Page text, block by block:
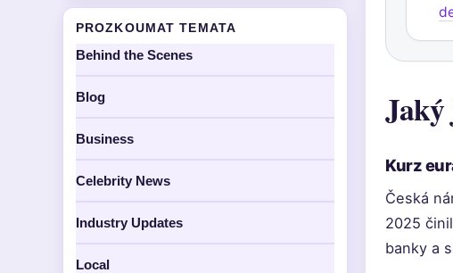
Jaký
Kurz
Česká
2025
banky a
PROZKOUMAT TEMATA
Behind the Scenes
Blog
Business
Celebrity News
Industry Updates
Local